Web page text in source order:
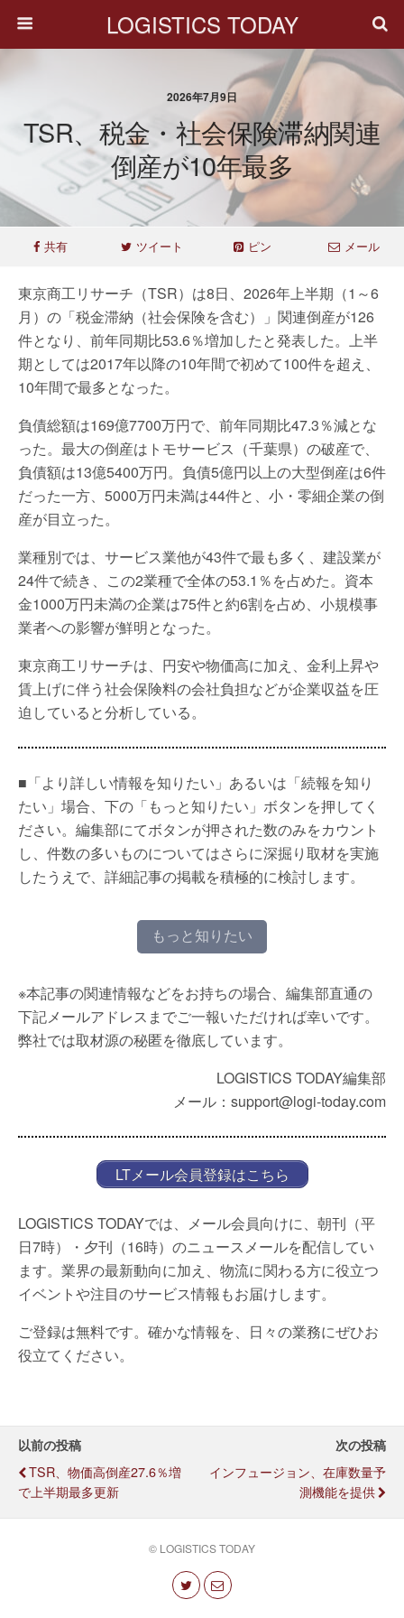
LOGISTICS TODAY
2026年7月9日
TSR、税金・社会保険滞納関連
倒産が10年最多
共有 ツイート ピン メール
東京商工リサーチ（TSR）は8日、2026年上半期（1～6
月）の「税金滞納（社会保険を含む）」関連倒産が126
件となり、前年同期比53.6％増加したと発表した。上半
期としては2017年以降の10年間で初めて100件を超え、
10年間で最多となった。
負債総額は169億7700万円で、前年同期比47.3％減とな
った。最大の倒産はトモサービス（千葉県）の破産で、
負債額は13億5400万円。負債5億円以上の大型倒産は6件
だった一方、5000万円未満は44件と、小・零細企業の倒
産が目立った。
業種別では、サービス業他が43件で最も多く、建設業が
24件で続き、この2業種で全体の53.1％を占めた。資本
金1000万円未満の企業は75件と約6割を占め、小規模事
業者への影響が鮮明となった。
東京商工リサーチは、円安や物価高に加え、金利上昇や
賃上げに伴う社会保険料の会社負担などが企業収益を圧
迫していると分析している。
■「より詳しい情報を知りたい」あるいは「続報を知り
たい」場合、下の「もっと知りたい」ボタンを押してく
ださい。編集部にてボタンが押された数のみをカウント
し、件数の多いものについてはさらに深掘り取材を実施
したうえで、詳細記事の掲載を積極的に検討します。
もっと知りたい
※本記事の関連情報などをお持ちの場合、編集部直通の
下記メールアドレスまでご一報いただければ幸いです。
弊社では取材源の秘匿を徹底しています。
LOGISTICS TODAY編集部
メール：support@logi-today.com
LTメール会員登録はこちら
LOGISTICS TODAYでは、メール会員向けに、朝刊（平
日7時）・夕刊（16時）のニュースメールを配信してい
ます。業界の最新動向に加え、物流に関わる方に役立つ
イベントや注目のサービス情報もお届けします。
ご登録は無料です。確かな情報を、日々の業務にぜひお
役立てください。
以前の投稿
TSR、物価高倒産27.6％増
で上半期最多更新
次の投稿
インフュージョン、在庫数量予
測機能を提供
© LOGISTICS TODAY